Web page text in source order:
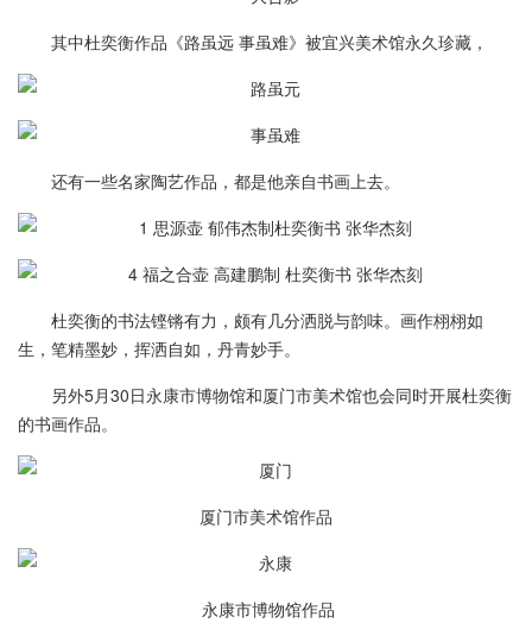
其中杜奕衡作品《路虽远 事虽难》被宜兴美术馆永久珍藏，
还有一些名家陶艺作品，都是他亲自书画上去。
杜奕衡的书法铿锵有力，颇有几分洒脱与韵味。画作栩栩如
生，笔精墨妙，挥洒自如，丹青妙手。
另外5月30日永康市博物馆和厦门市美术馆也会同时开展杜奕衡
的书画作品。
厦门市美术馆作品
永康市博物馆作品